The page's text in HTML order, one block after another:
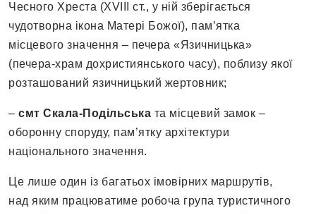
Чесного Хреста (XVIII ст., у ній зберігається
чудотворна ікона Матері Божої), пам’ятка
місцевого значення – печера «Язичницька»
(печера-храм дохристиянського часу), поблизу якої
розташований язичницький жертовник;
– смт Скала-Подільська та місцевий замок –
оборонну споруду, пам’ятку архітектури
національного значення.
Це лише один із багатьох імовірних маршрутів,
над яким працюватиме робоча група туристичного